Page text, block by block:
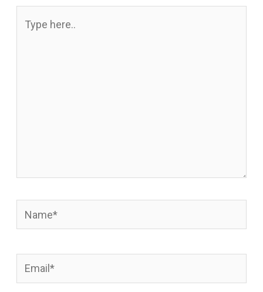
here..
Name*
Email*